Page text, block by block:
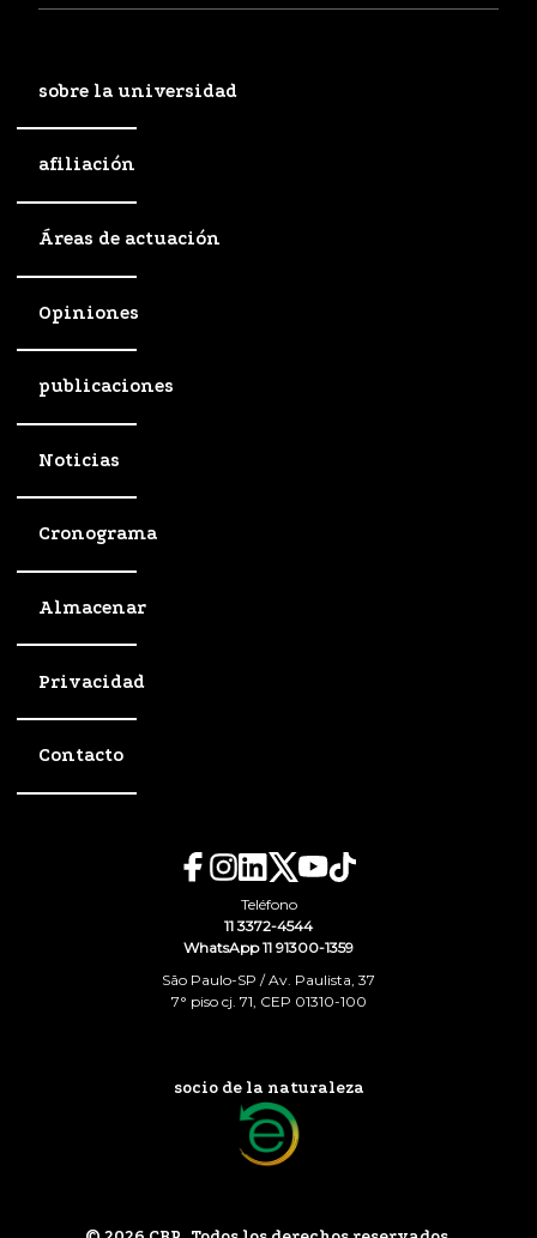
sobre la universidad
afiliación
Áreas de actuación
Opiniones
publicaciones
Noticias
Cronograma
Almacenar
Privacidad
Contacto
Teléfono
11 3372-4544
WhatsApp 11 91300-1359
São Paulo-SP / Av. Paulista, 37
7° piso cj. 71, CEP 01310-100
socio de la naturaleza